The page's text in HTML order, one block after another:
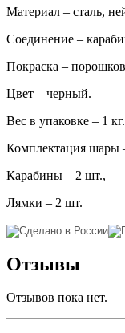
Материал – сталь,
Соединение –
Покраска –
Цвет – черный.
Вес в упаковке – 1 кг.
Комплектация шары
Карабины – 2 шт.,
Лямки – 2 шт.
Отзывы
Отзывов пока нет.